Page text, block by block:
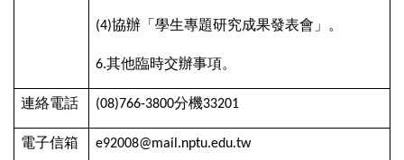
(4)協辦「學生專題研究成果發表會」。
6.其他臨時交辦事項。
連絡電話 (08)766-3800分機33201
電子信箱 e92008@mail.nptu.edu.tw